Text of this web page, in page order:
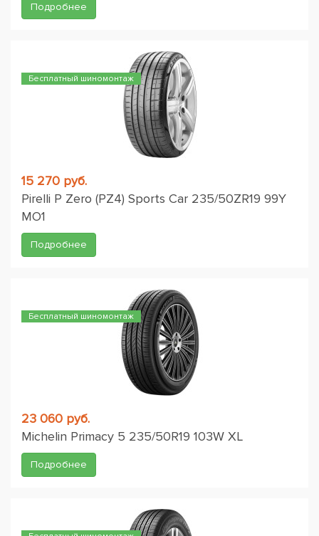
Подробнее
Бесплатный шиномонтаж
15 270 руб.
Pirelli P Zero (PZ4) Sports Car 235/50ZR19 99Y
MO1
Подробнее
Бесплатный шиномонтаж
23 060 руб.
Michelin Primacy 5 235/50R19 103W XL
Подробнее